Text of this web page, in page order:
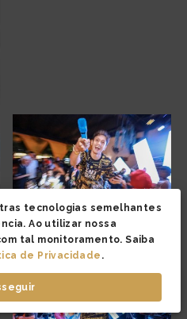
tecnologias semelhantes
Ao utilizar nossa
tal monitoramento. Saiba
de Privacidade .